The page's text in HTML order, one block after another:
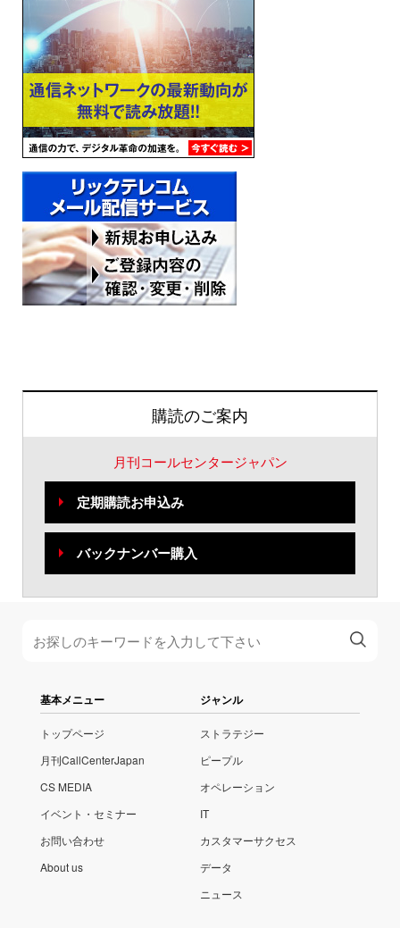
購読のご案内
月刊コールセンタージャパン
定期購読お申込み
バックナンバー購入
基本メニュー
トップページ
月刊CallCenterJapan
CS MEDIA
イベント・セミナー
お問い合わせ
About us
ジャンル
ストラテジー
ピープル
オペレーション
IT
カスタマーサクセス
データ
ニュース